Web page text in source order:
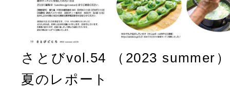
さとびvol.54 （2023 summer
夏のレポート